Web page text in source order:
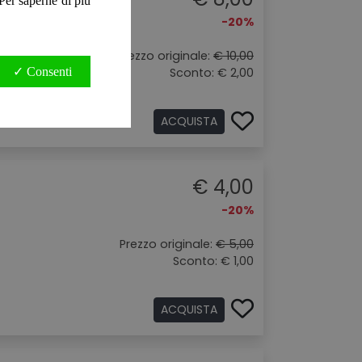
-20%
Prezzo originale: € 10,00
Sconto: € 2,00
ACQUISTA
€ 4,00
-20%
Prezzo originale: € 5,00
Sconto: € 1,00
ACQUISTA
✓ Consenti